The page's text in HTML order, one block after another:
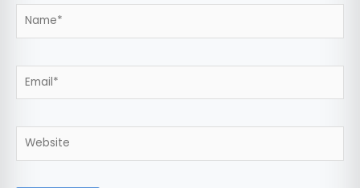
Name*
Email*
Website